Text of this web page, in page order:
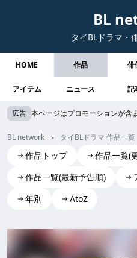
BL
タイBLドラマ・
HOME 作品 俳
アイテム ニュース 記
広告 本ページはプロモーションが含
BL network タイBLドラマ 作品一覧
作品トップ
作品一覧(
作品一覧(最新予告順)
年別
AtoZ
Make It Right 2026
Make It Right 2026 make it